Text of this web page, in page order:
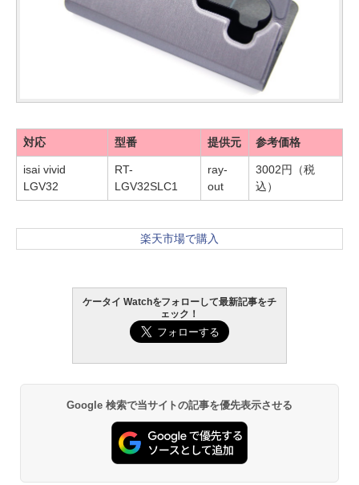
対応 型番 提供元 参考価格
isai vivid
LGV32
RT-
LGV32SLC1
ray-
out
3002円（税
込）
楽天市場で購入
ケータイ Watchをフォローして最新記事をチ
ェック！
Google 検索で当サイトの記事を優先表示させる